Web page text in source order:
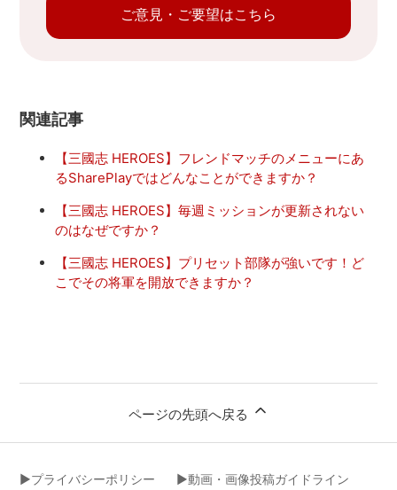
ご意見・ご要望はこちら
関連記事
【三國志 HEROES】フレンドマッチのメニューにあ
るSharePlayではどんなことができますか？
【三國志 HEROES】毎週ミッションが更新されない
のはなぜですか？
【三國志 HEROES】プリセット部隊が強いです！ど
こでその将軍を開放できますか？
ページの先頭へ戻る
▶︎プライバシーポリシー
▶︎動画・画像投稿ガイドライン